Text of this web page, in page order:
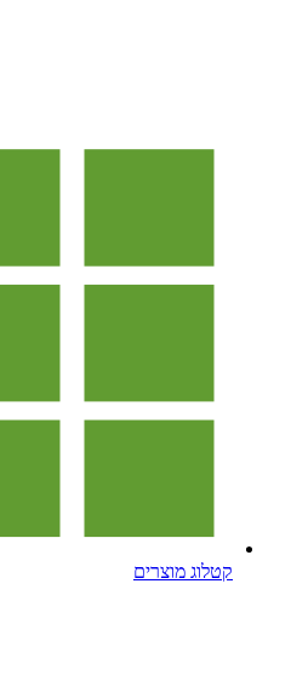
קטלוג מוצרים